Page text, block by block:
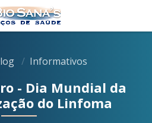
Informativos
- Dia Mundial da
do Linfoma